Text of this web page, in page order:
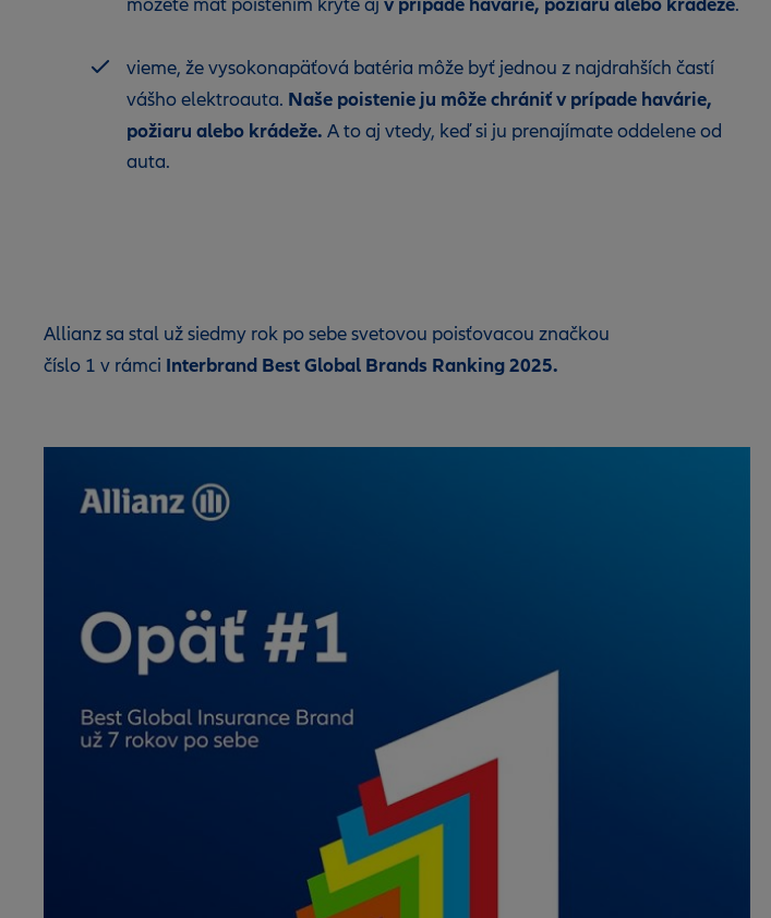
môžete mať poistením kryté aj .
vieme, že vysokonapäťová batéria môže byť jednou z najdrahších častí
vášho elektroauta. Naše poistenie ju môže chrániť v prípade havárie,
požiaru alebo krádeže. A to aj vtedy, keď si ju prenajímate oddelene od
auta.
Allianz sa stal už siedmy rok po sebe svetovou poisťovacou značkou
číslo 1 v rámci Interbrand Best Global Brands Ranking 2025.